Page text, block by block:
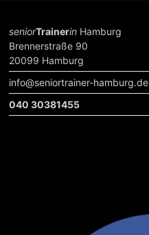
seniorTrainerin Hamburg
Brennerstraße 90
20099 Hamburg
info@seniortrainer-hamburg.de
040 30381455